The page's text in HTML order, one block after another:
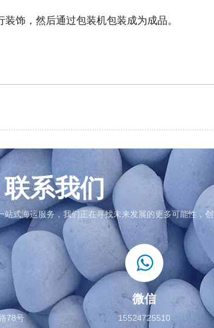
饰，然后通过包装机包装成为成品。
联系我们
式海运服务，我们正在寻找未来发展的更多可能性，
78号
微信
15524725510